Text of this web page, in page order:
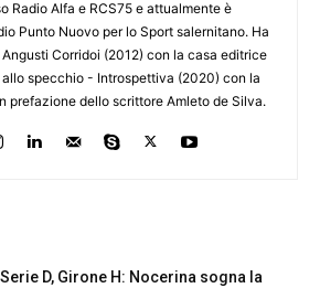
Radio Alfa e RCS75 e attualmente è
Punto Nuovo per lo Sport salernitano. Ha
Corridoi (2012) con la casa editrice
allo specchio - Introspettiva (2020) con la
prefazione dello scrittore Amleto de Silva.
Serie D, Girone H: Nocerina sogna la